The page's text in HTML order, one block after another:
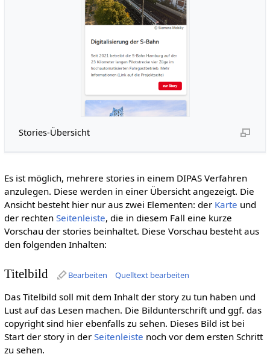
Stories-Übersicht
Es ist möglich, mehrere stories in einem DIPAS Verfahren
anzulegen. Diese werden in einer Übersicht angezeigt. Die
Ansicht besteht hier nur aus zwei Elementen: der Karte und
der rechten Seitenleiste, die in diesem Fall eine kurze
Vorschau der stories beinhaltet. Diese Vorschau besteht aus
den folgenden Inhalten:
Titelbild Bearbeiten Quelltext bearbeiten
Das Titelbild soll mit dem Inhalt der story zu tun haben und
Lust auf das Lesen machen. Die Bildunterschrift und ggf. das
copyright sind hier ebenfalls zu sehen. Dieses Bild ist bei
Start der story in der Seitenleiste noch vor dem ersten Schritt
zu sehen.